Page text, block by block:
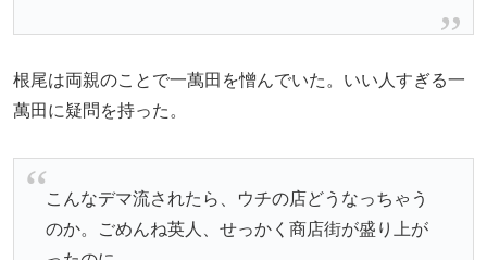
根尾は両親のことで一萬田を憎んでいた。いい人すぎる一
萬田に疑問を持った。
こんなデマ流されたら、ウチの店どうなっちゃう
のか。ごめんね英人、せっかく商店街が盛り上が